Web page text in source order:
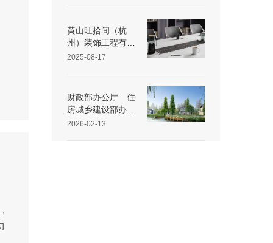
黄山旺拾间（杭
州）装饰工程有限
公司25 年第三季
2025-08-17
财政部办公厅 住
房城乡建设部办公
厅 关于开展传统
2026-02-13